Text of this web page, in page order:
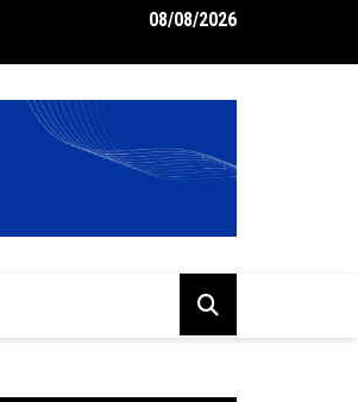
2024 para Colombia
08/08/2026